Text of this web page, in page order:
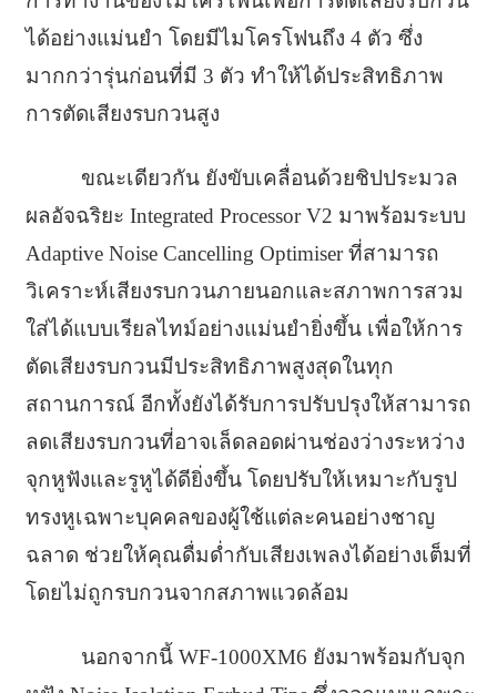
ได้อย่างแม่นยำ โดยมีไมโครโฟนถึง 4 ตัว ซึ่ง
มากกว่ารุ่นก่อนที่มี 3 ตัว ทำให้ได้ประสิทธิภาพ
การตัดเสียงรบกวนสูง
ขณะเดียวกัน ยังขับเคลื่อนด้วยชิปประมวล
ผลอัจฉริยะ Integrated Processor V2 มาพร้อมระบบ
Adaptive Noise Cancelling Optimiser ที่สามารถ
วิเคราะห์เสียงรบกวนภายนอกและสภาพการสวม
ใส่ได้แบบเรียลไทม์อย่างแม่นยำยิ่งขึ้น เพื่อให้การ
ตัดเสียงรบกวนมีประสิทธิภาพสูงสุดในทุก
สถานการณ์ อีกทั้งยังได้รับการปรับปรุงให้สามารถ
ลดเสียงรบกวนที่อาจเล็ดลอดผ่านช่องว่างระหว่าง
จุกหูฟังและรูหูได้ดียิ่งขึ้น โดยปรับให้เหมาะกับรูป
ทรงหูเฉพาะบุคคลของผู้ใช้แต่ละคนอย่างชาญ
ฉลาด ช่วยให้คุณดื่มด่ำกับเสียงเพลงได้อย่างเต็มที่
โดยไม่ถูกรบกวนจากสภาพแวดล้อม
นอกจากนี้ WF-1000XM6 ยังมาพร้อมกับจุก